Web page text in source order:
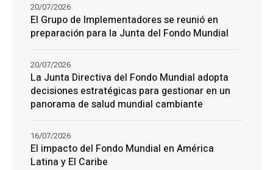
El Grupo de Implementadores se reunió en
preparación para la Junta del Fondo Mundial
20/07/2026
La Junta Directiva del Fondo Mundial adopta
decisiones estratégicas para gestionar en un
panorama de salud mundial cambiante
20/07/2026
El impacto del Fondo Mundial en América
Latina y El Caribe
16/07/2026